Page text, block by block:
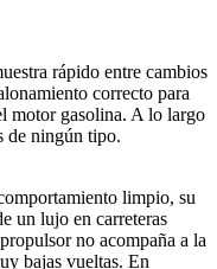
rápido entre cambios
correcto para
motor gasolina. A lo largo
de ningún tipo.
limpio, su
un lujo en carreteras
no acompaña a la
bajas vueltas. En